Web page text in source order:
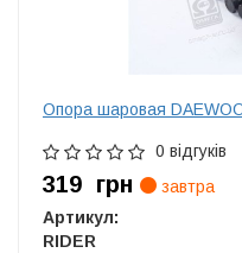
Опора шаровая
0 відгуків
319 грн
завтра
Артикул:
RIDER